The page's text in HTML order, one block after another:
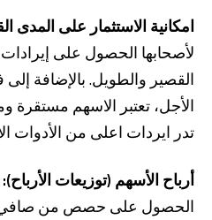
من نحن بوابة التمويل علاقات
الفروع وأجهزة الصراف الآلي
Türkçe
English
امكانية الاستثمار على المدى
لأصحابها الحصول على
القصير والطويل. بالإضافة
الأجل، تعتبر الاسهم مستقرة
تدر ايردات اعلى من الأدوات
أرباح الأسهم (توزيعات الأرباح):
الحصول على حصص من صافي